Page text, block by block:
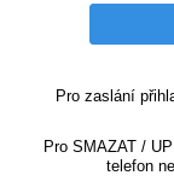
Pro zaslání
Pro SMAZAT /
telefon